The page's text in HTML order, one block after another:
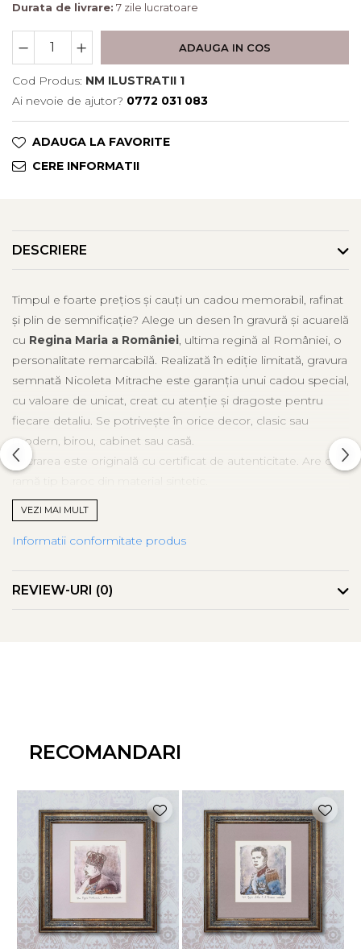
Durata de livrare: 7 zile lucratoare
ADAUGA IN COS
Cod Produs: NM ILUSTRATII 1
Ai nevoie de ajutor? 0772 031 083
ADAUGA LA FAVORITE
CERE INFORMATII
DESCRIERE
Timpul e foarte prețios și cauți un cadou memorabil, rafinat
și plin de semnificație? Alege un desen în gravură și acuarelă
cu Regina Maria a României, ultima regină al României, o
personalitate remarcabilă. Realizată în ediție limitată, gravura
semnată Nicoleta Mitrache este garanția unui cadou special,
cu valoare de unicat, creat cu atenție și dragoste pentru
fiecare detaliu. Se potrivește în orice decor, clasic sau
modern, birou, cabinet sau casă.
Lucrarea este originală cu certificat de autenticitate. Are o
* imaginile sunt cu titlu de prezentare, intervenția cu
acuarelă este unicat si variază de la un exemplar la altul.
VEZI MAI MULT
Informatii conformitate produs
REVIEW-URI (0)
RECOMANDARI